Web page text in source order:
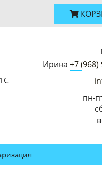
Ирина +7 (968)
пн-